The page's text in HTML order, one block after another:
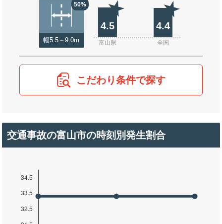
50%
幅5.5～9.0m
4.5 4.4
富山県 全国
こだわり条件で探す
交通事故の富山市の時刻別発生割合